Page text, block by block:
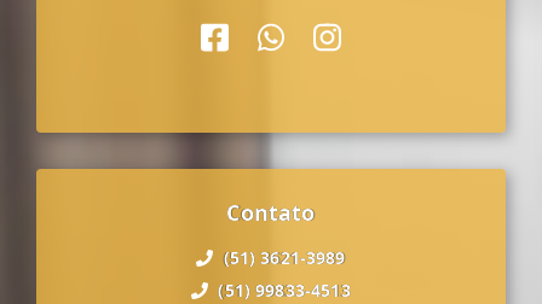
Contato
(51) 3621-3989
(51) 99833-4513